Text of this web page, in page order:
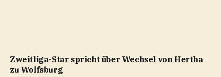
Zweitliga-Star spricht über Wechsel von Hertha
zu Wolfsburg